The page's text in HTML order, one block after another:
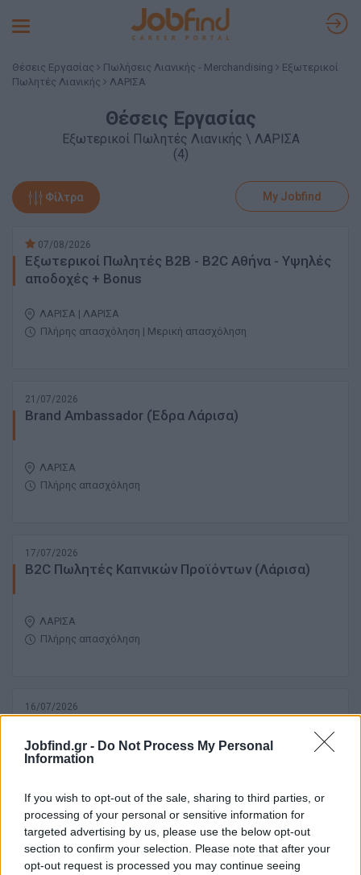
Jobfind.gr - Do Not Process My Personal
Information
If you wish to opt-out of the sale, sharing to third parties, or
processing of your personal or sensitive information for
targeted advertising by us, please use the below opt-out
section to confirm your selection. Please note that after your
opt-out request is processed you may continue seeing
Toggle
Θέσεις Εργασίας Πωλήσεις Λιανικής - Merchandising
Εξωτερικοί
Πωλητές Λιανικής
ΛΑΡΙΣΑ
Θέσεις Εργασίας
Εξωτερικοί Πωλητές Λιανικής \ ΛΑΡΙΣΑ
(4)
Φίλτρα My Jobfind
07/08/2026
Εξωτερικοί Πωλητές Β2Β - B2C Αθήνα - Υψηλές
αποδοχές + Bonus
ΛΑΡΙΣΑ | ΛΑΡΙΣΑ
Πλήρης απασχόληση | Μερική απασχόληση
21/07/2026
Brand Ambassador (Έδρα Λάρισα)
ΛΑΡΙΣΑ
Πλήρης απασχόληση
17/07/2026
B2C Πωλητές Καπνικών Προϊόντων (Λάρισα)
ΛΑΡΙΣΑ
Πλήρης απασχόληση
16/07/2026
Πλήρης απασχόληση
σελίδα1από1